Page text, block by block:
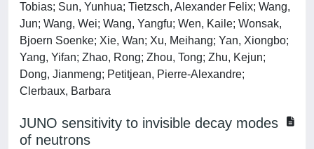
Tobias; Sun, Yunhua; Tietzsch, Alexander Felix; Wang,
Jun; Wang, Wei; Wang, Yangfu; Wen, Kaile; Wonsak,
Bjoern Soenke; Xie, Wan; Xu, Meihang; Yan, Xiongbo;
Yang, Yifan; Zhao, Rong; Zhou, Tong; Zhu, Kejun;
Dong, Jianmeng; Petitjean, Pierre-Alexandre;
Clerbaux, Barbara
JUNO sensitivity to invisible decay modes
of neutrons